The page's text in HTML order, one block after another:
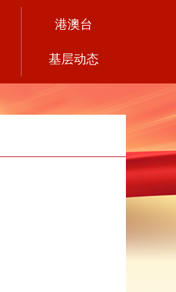
港澳台
基层动态